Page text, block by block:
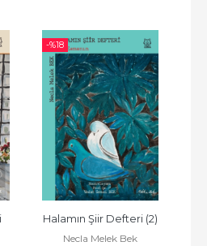
-%18
Halamın Şiir Defteri (2)
Necla Melek Bek